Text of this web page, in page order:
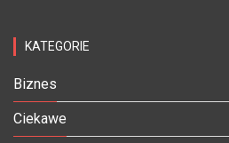
KATEGORIE
Biznes
Ciekawe